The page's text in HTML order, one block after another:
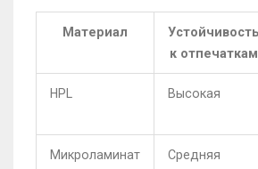
Материал
Устойчивость
к отпечаткам
HPL Высокая
Микроламинат Средняя